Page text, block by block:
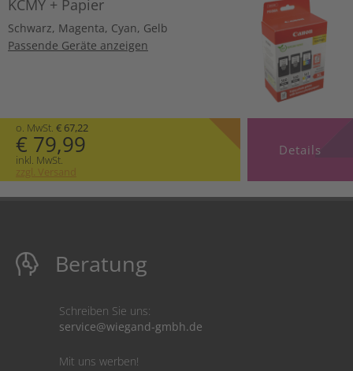
KCMY + Papier
Schwarz, Magenta, Cyan, Gelb
Passende Geräte anzeigen
o. MwSt. € 67,22
€ 79,99
inkl. MwSt.
zzgl. Versand
Details
Beratung
Schreiben Sie uns:
service@wiegand-gmbh.de
Mit uns werben!